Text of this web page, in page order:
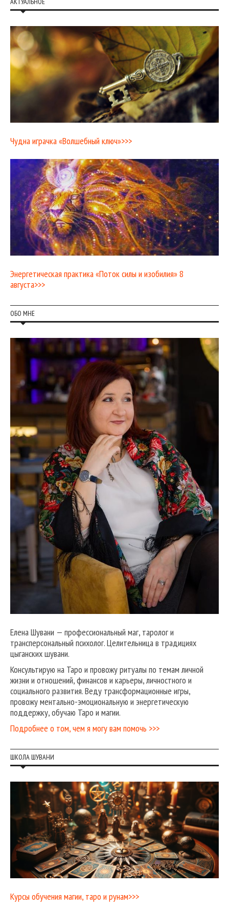
Чудна играчка «Волшебный ключ»>>>
Энергетическая практика «Поток силы и изобилия» 8
августа>>>
ОБО МНЕ
Елена Шувани — профессиональный маг, таролог и
трансперсональный психолог. Целительница в традициях
цыганских шувани.
Консультирую на Таро и провожу ритуалы по темам личной
жизни и отношений, финансов и карьеры, личностного и
социального развития. Веду трансформационные игры,
провожу ментально-эмоциональную и энергетическую
поддержку, обучаю Таро и магии.
Подробнее о том, чем я могу вам помочь >>>
ШКОЛА ШУВАНИ
Курсы обучения магии, таро и рунам>>>